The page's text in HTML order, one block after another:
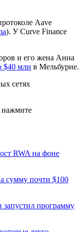
Aave
). У Curve Finance
и его жена Анна
$40 млн в Мельбурне.
сетях
нажмите
RWA на фоне
сумму почти $100
запустил программу